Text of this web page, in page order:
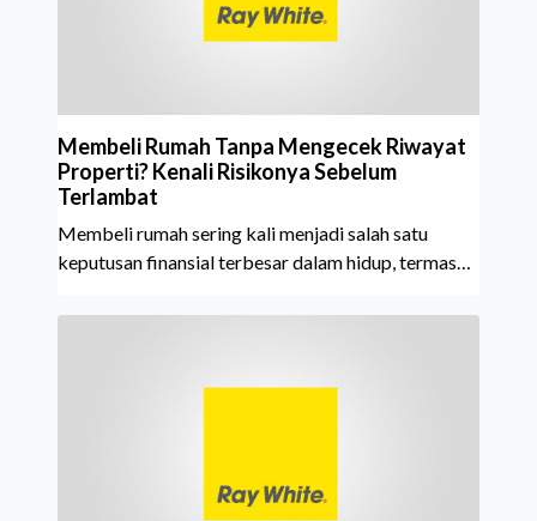
White Indonesia. Top Brand Award m
Membeli Rumah Tanpa Mengecek Riwayat
Properti? Kenali Risikonya Sebelum
Terlambat
Membeli rumah sering kali menjadi salah satu
keputusan finansial terbesar dalam hidup, termasuk
aktif merencanakan kepemilikan hunian maupun
kepemilikan hingga riwaya